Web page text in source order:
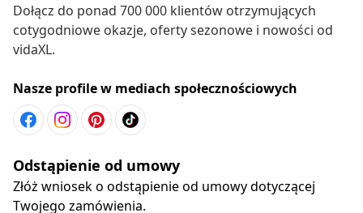
Dołącz do ponad 700 000 klientów otrzymujących
cotygodniowe okazje, oferty sezonowe i nowości od
vidaXL.
Nasze profile w mediach społecznościowych
Odstąpienie od umowy
Złóż wniosek o odstąpienie od umowy dotyczącej
Twojego zamówienia.